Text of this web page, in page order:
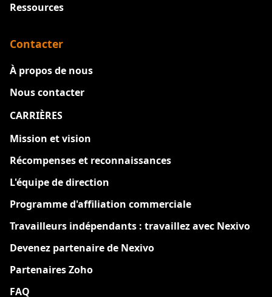
Ressources
Contacter
À propos de nous
Nous contacter
CARRIÈRES
Mission et vision
Récompenses et reconnaissances
L'équipe de direction
Programme d'affiliation commerciale
Travailleurs indépendants : travaillez avec Nexivo
Devenez partenaire de Nexivo
Partenaires Zoho
FAQ